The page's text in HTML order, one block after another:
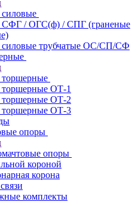
/ ОГС(ф) / СПГ (граненые
трубчатые ОС/СП/СФ
ОТ-1
ОТ-2
ОТ-3
опоры
опоры
короной
корона
комплекты